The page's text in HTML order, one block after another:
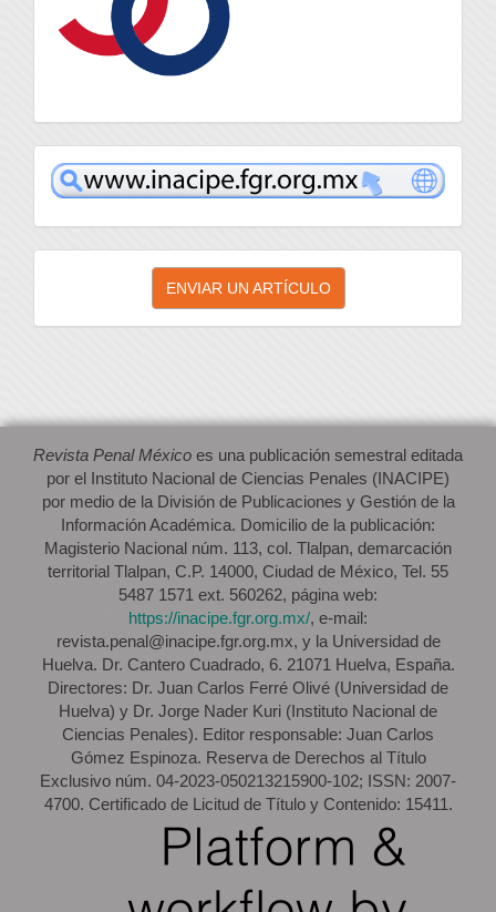
inacipe
Enviar
artículo
ENVIAR UN ARTÍCULO
Revista Penal México es una publicación semestral editada
por el Instituto Nacional de Ciencias Penales (INACIPE)
por medio de la División de Publicaciones y Gestión de la
Información Académica. Domicilio de la publicación:
Magisterio Nacional núm. 113, col. Tlalpan, demarcación
territorial Tlalpan, C.P. 14000, Ciudad de México, Tel. 55
5487 1571 ext. 560262, página web:
https://inacipe.fgr.org.mx/, e-mail:
revista.penal@inacipe.fgr.org.mx, y la Universidad de
Huelva. Dr. Cantero Cuadrado, 6. 21071 Huelva, España.
Directores: Dr. Juan Carlos Ferré Olivé (Universidad de
Huelva) y Dr. Jorge Nader Kuri (Instituto Nacional de
Ciencias Penales). Editor responsable: Juan Carlos
Gómez Espinoza. Reserva de Derechos al Título
Exclusivo núm. 04-2023-050213215900-102; ISSN: 2007-
4700. Certificado de Licitud de Título y Contenido: 15411.